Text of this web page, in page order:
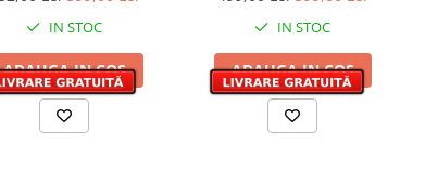
ploaie, Functie
bideu, Argintiu
IN STOC
ADAUGA IN COS
ploaie, Functie bideu, Gri
mat
IN STOC
ADAUGA IN COS